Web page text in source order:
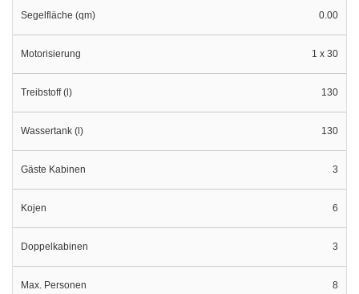
Segelfläche (qm) 0.00
Motorisierung 1 x 30
Treibstoff (l) 130
Wassertank (l) 130
Gäste Kabinen 3
Kojen 6
Doppelkabinen 3
Max. Personen 8